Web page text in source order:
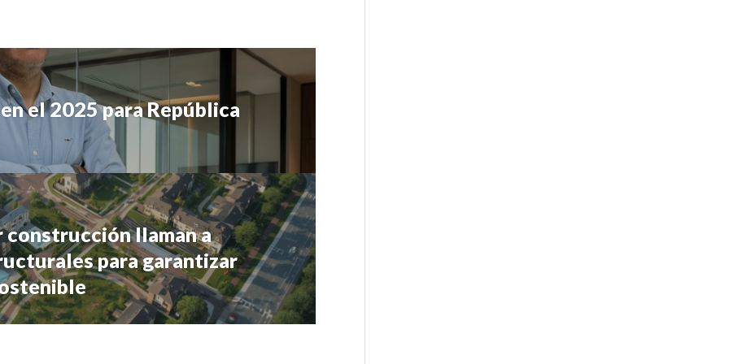
el 2025 para República
construcción llaman a
para garantizar